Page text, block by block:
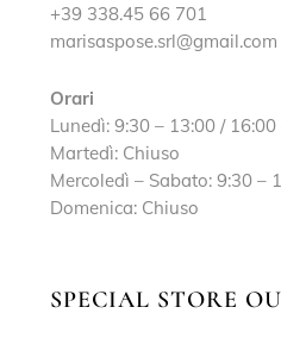
+39 338.45 66 701
marisaspose.srl@gmail.com
Orari
Lunedì: 9:30 – 13:00 /
Martedì: Chiuso
Mercoledì – Sabato: 9:30 –
Domenica: Chiuso
SPECIAL STORE